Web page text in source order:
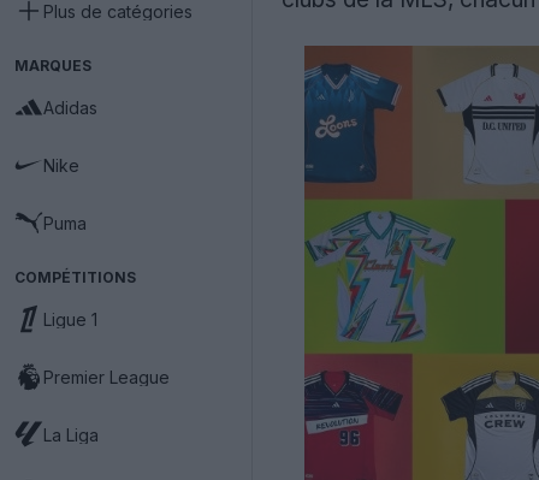
Plus de catégories
MARQUES
Adidas
Nike
Puma
COMPÉTITIONS
Ligue 1
Premier League
La Liga